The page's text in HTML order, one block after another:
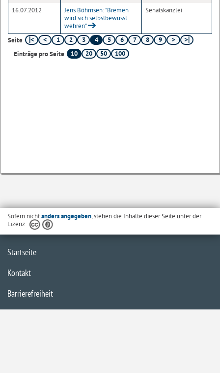
16.07.2012
Jens Böhrnsen: "Bremen
wird sich selbstbewusst
wehren"
Senatskanzlei
Seite 1 2 3 4 5 6 7 8
9
Einträge pro Seite
10 20 50 100
Sofern nichtanders angegeben, stehen die Inhalte dieser Seite unter der
Lizenz
Startseite
Kontakt
Barrierefreiheit